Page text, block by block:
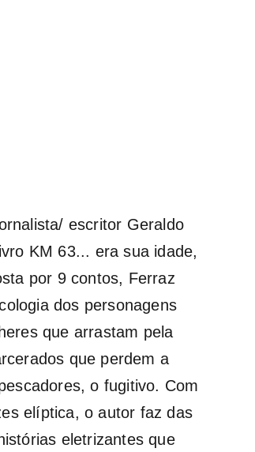
escritor Geraldo
KM 63... era sua idade,
por 9 contos, Ferraz
dos personagens
que arrastam pela
que perdem a
o fugitivo. Com
elíptica, o autor faz das
eletrizantes que